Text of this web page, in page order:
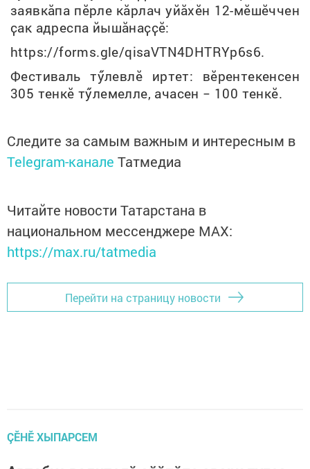
заявкӑпа пӗрле кӑрлач уйӑхӗн 12-мӗшӗччен
ҫак адреспа йышӑнаҫҫӗ:
https://forms.gle/qisaVTN4DHTRYp6s6.
Фестиваль тӳлевлӗ иртет: вӗрентекенсен
305 тенкӗ тӳлемелле, ачасен − 100 тенкӗ.
Следите за самым важным и интересным в
Telegram-канале Татмедиа
Читайте новости Татарстана в
национальном мессенджере MАХ:
https://max.ru/tatmedia
Перейти на страницу новости
ÇӖНӖ ХЫПАРСЕМ